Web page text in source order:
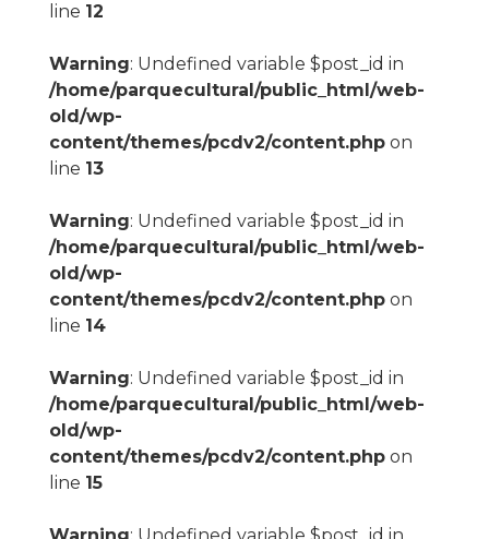
line 12
Warning: Undefined variable $post_id in
/home/parquecultural/public_html/web-
old/wp-
content/themes/pcdv2/content.phpon
line 13
Warning: Undefined variable $post_id in
/home/parquecultural/public_html/web-
old/wp-
content/themes/pcdv2/content.phpon
line 14
Warning: Undefined variable $post_id in
/home/parquecultural/public_html/web-
old/wp-
content/themes/pcdv2/content.phpon
line 15